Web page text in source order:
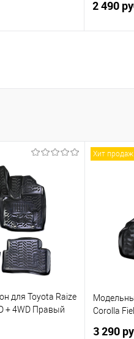
Сравнение
2 490
Купить
В
для Toyota Raize
+ 4WD Правый
Хит продаж
Corolla
3 290